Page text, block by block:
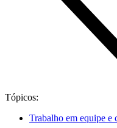
Tópicos:
Trabalho em equipe e